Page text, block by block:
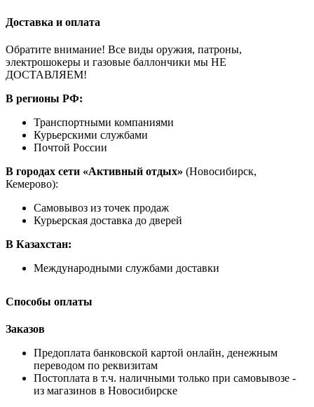
Доставка и оплата
Обратите внимание! Все виды оружия, патроны,
электрошокеры и газовые баллончики мы НЕ
ДОСТАВЛЯЕМ!
В регионы РФ:
Транспортными компаниями
Курьерскими службами
Почтой России
В городах сети «Активный отдых» (Новосибирск,
Кемерово):
Самовывоз из точек продаж
Курьерская доставка до дверей
В Казахстан:
Международными службами доставки
Способы оплаты
Заказов
Предоплата банковской картой онлайн, денежным
переводом по реквизитам
Постоплата в т.ч. наличными только при самовывозе -
из магазинов в Новосибирске